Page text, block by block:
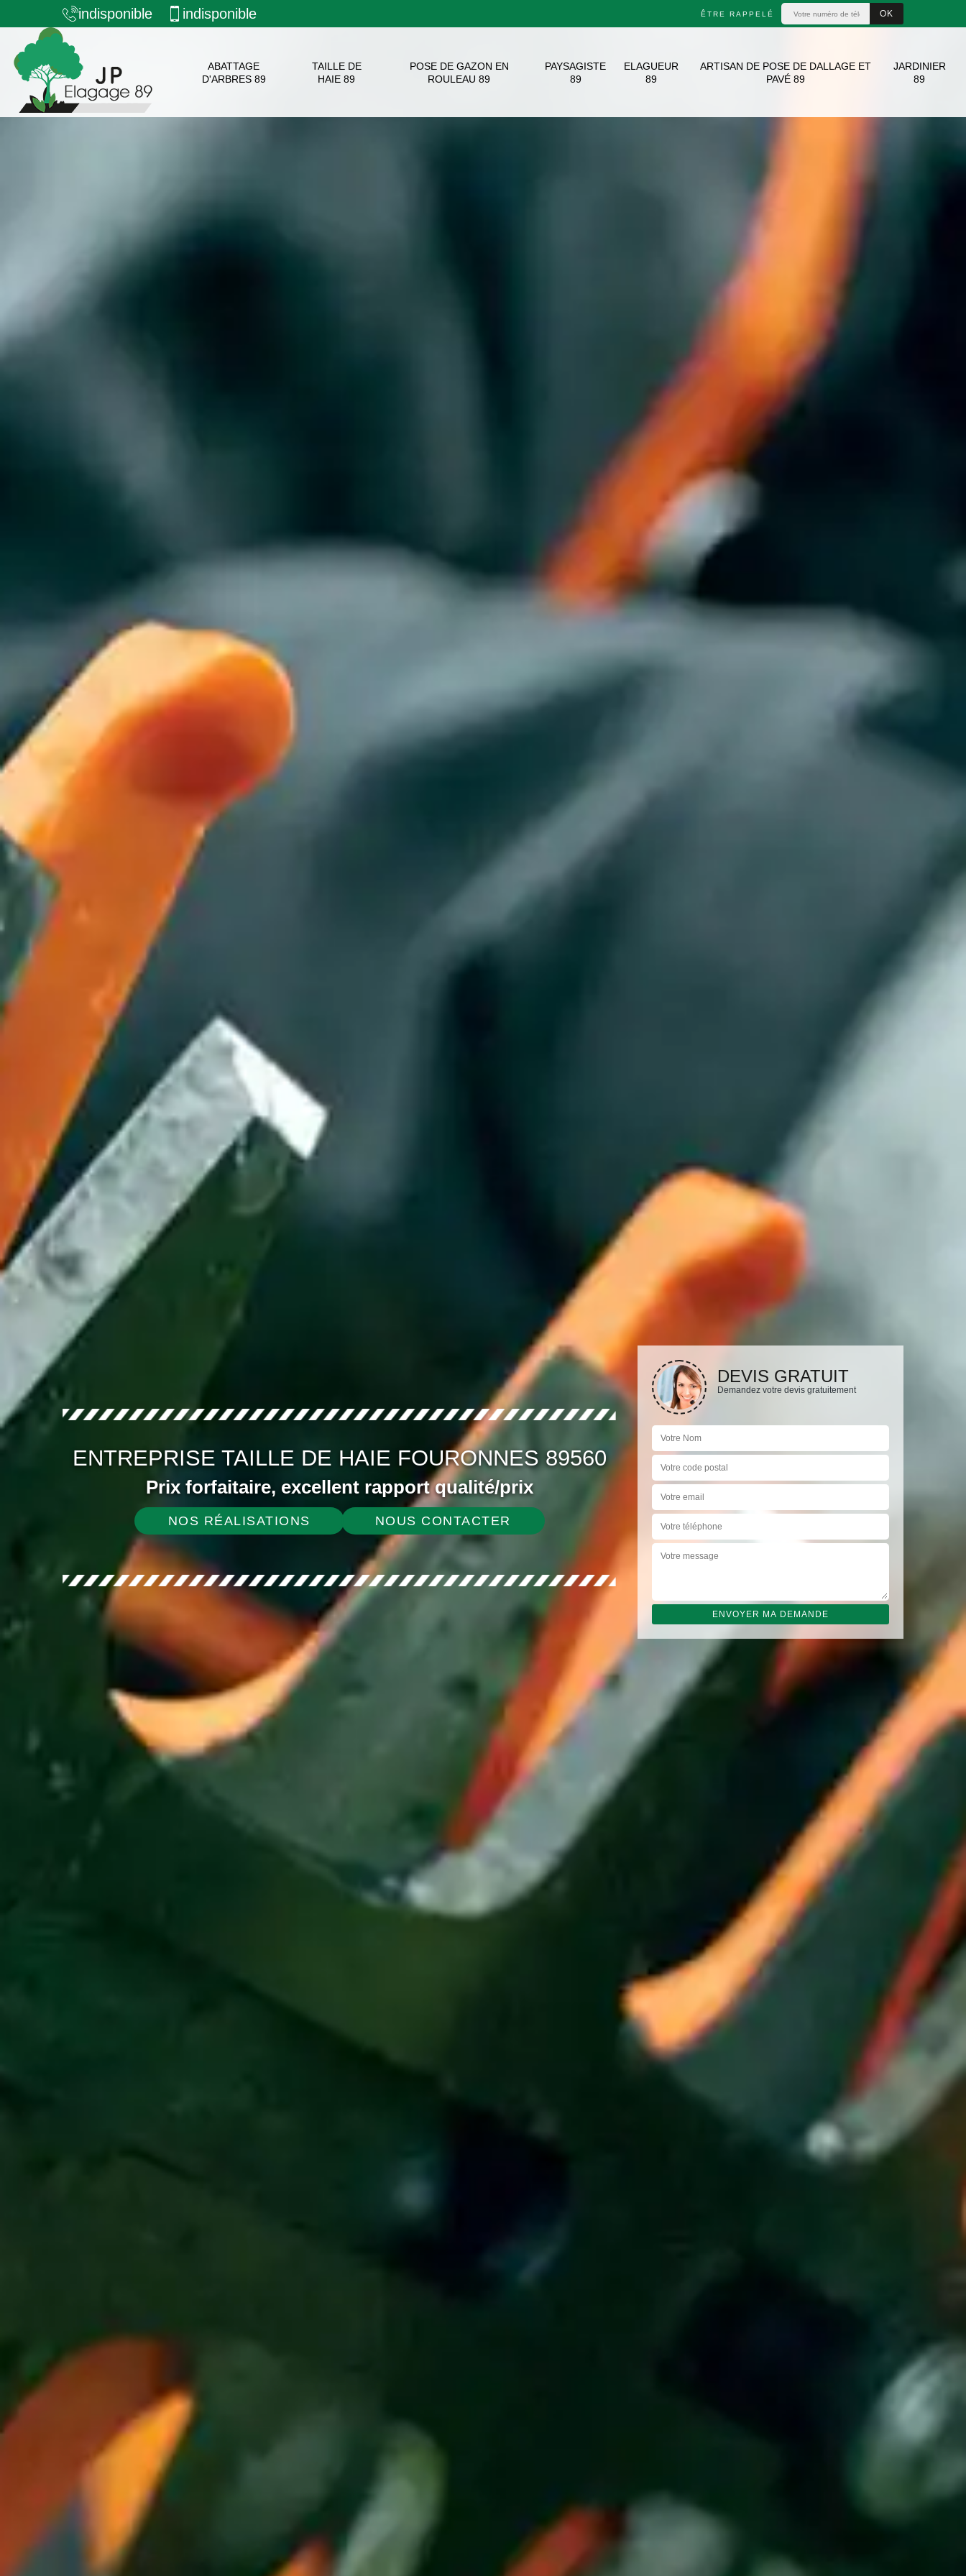
indisponible indisponible ÊTRE RAPPELÉ
ABATTAGE
D'ARBRES 89
TAILLE DE
HAIE 89
POSE DE GAZON EN
ROULEAU 89
PAYSAGISTE
89
ELAGUEUR
89
ARTISAN DE POSE DE DALLAGE ET
PAVÉ 89
JARDINIER
89
ENTREPRISE TAILLE DE HAIE FOURONNES 89560
Prix forfaitaire, excellent rapport qualité/prix
NOS RÉALISATIONS NOUS CONTACTER
DEVIS GRATUIT
Demandez votre devis gratuitement